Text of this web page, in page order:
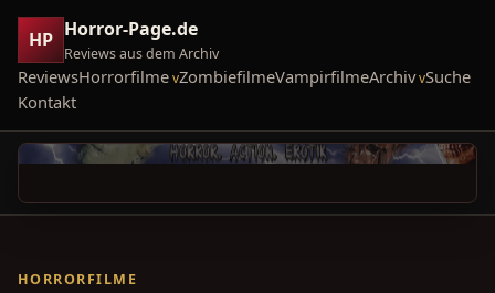
HP Horror-Page.de
Reviews aus dem Archiv
ReviewsHorrorfilme ZombiefilmeVampirfilmeArchiv Suche
Kontakt
HORRORFILME